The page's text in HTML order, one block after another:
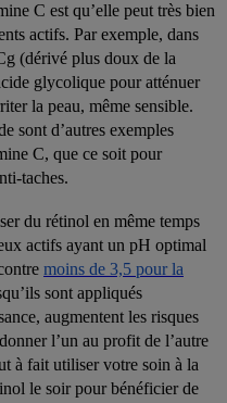
C est qu’elle peut très bien
actifs. Par exemple, dans
(dérivé plus doux de la
glycolique pour atténuer
la peau, même sensible.
sont d’autres exemples
C, que ce soit pour
taches.
du rétinol en même temps
actifs ayant un pH optimal
moins de 3,5 pour la
sont appliqués
augmentent les risques
l’un au profit de l’autre
à fait utiliser votre soin à la
le soir pour bénéficier de